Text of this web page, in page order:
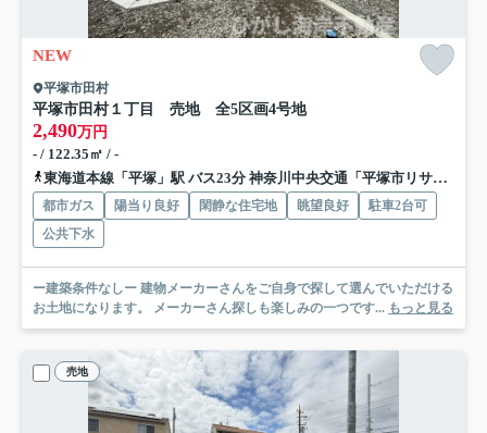
NEW
平塚市田村
平塚市田村１丁目 売地 全5区画4号地
2,490万円
- / 122.35㎡ / -
東海道本線「平塚」駅 バス23分 神奈川中央交通「平塚市リサイクルプラザ」 停歩5分
都市ガス 陽当り良好 閑静な住宅地 眺望良好
駐車2台可
公共下水
ー建築条件なしー 建物メーカーさんをご自身で探して選んでいただける
お土地になります。 メーカーさん探しも楽しみの一つです... もっと見る
売地